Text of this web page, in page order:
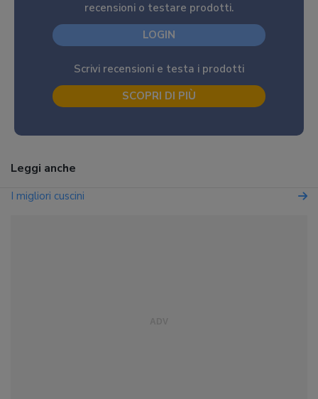
recensioni o testare prodotti.
LOGIN
Scrivi recensioni e testa i prodotti
SCOPRI DI PIÙ
Leggi anche
I migliori cuscini